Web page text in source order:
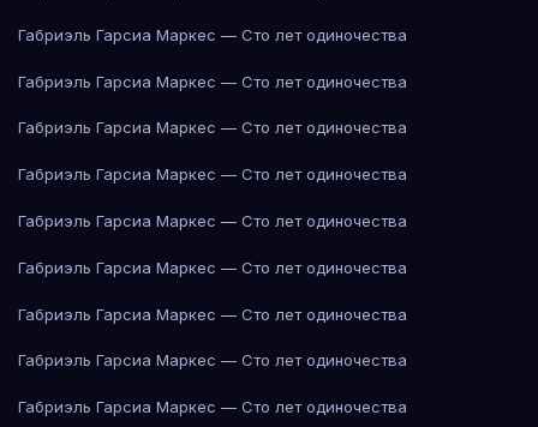
Габриэль Гарсиа Маркес — Сто лет одиночества
Габриэль Гарсиа Маркес — Сто лет одиночества
Габриэль Гарсиа Маркес — Сто лет одиночества
Габриэль Гарсиа Маркес — Сто лет одиночества
Габриэль Гарсиа Маркес — Сто лет одиночества
Габриэль Гарсиа Маркес — Сто лет одиночества
Габриэль Гарсиа Маркес — Сто лет одиночества
Габриэль Гарсиа Маркес — Сто лет одиночества
Габриэль Гарсиа Маркес — Сто лет одиночества